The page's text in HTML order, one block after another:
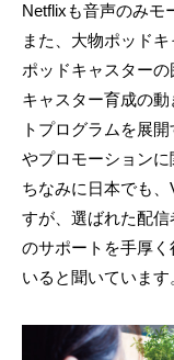
Netflixも音声のみモ
また、大物ポッド
ポッドキャスター
キャスター育成の
トプログラムを展
やプロモーションに
ちなみに日本でも
すが、選ばれた配
のサポートを手厚
いると聞いています